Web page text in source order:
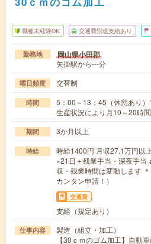
職種未経験OK 交通費別途支給あり
勤務地 岡山県小田郡
矢掛駅から---分
曜日頻度 交替制
時間
5：00～13：45（休憩あり
生産状況により月10～20時
期間 3か月以上
時給
時給1400円 月収27.1万円以
×21日＋残業手当・深夜手当
収・残業時間は変動します
カンタン申請！）
交通費
支給（規定あり）
仕事内容
製造（組立・加工）
【30ｃｍのゴム加工】自動